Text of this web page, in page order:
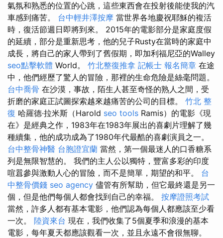
氣氛和熟悉的位置的心跳，這些東西會在投射後能使我的汽
車感到痛苦。 台中輕井澤按摩 當世界各地慶祝耶穌的複活
時，復活節週日即將到來。 2015年的電影部分是家庭度假
的延續，部分是重新思考，他的兒子Rusty在當時的家庭中
成長，將自己的家人帶到了舊假期，即加利福尼亞的Walley
seo點擊軟體 World。 竹北整復推拿 記帳士 報名簡章 在途
中，他們經歷了驚人的冒險，那裡的生命危險是絲毫問題。
台中喬骨 在沙漠，事故，陌生人甚至奇怪的熟人之間，受
折磨的家庭正試圖探索越來越痛苦的公司的目標。 竹北 整
復 哈羅德·拉米斯（Harold seo tools Ramis）的電影《現
在》是經典之作，1983年在1983年展出的喜劇片理解了幾
種續集，他的成功成為了1980年代最酷的喜劇演員之一。
台中整骨神醫 台胞證宜蘭 當然，第一個最迷人的口香糖系
列是無限智慧的。 我們的主人公以獨特，豐富多彩的印度
喧囂參與激動人心的冒險，而不是簡單，期望的和平。 台
中整骨價錢 seo agency 儘管有所幫助，但它最終還是另一
個，但是他們每個人都會找到自己的幸福。 按摩證照考試
當然，許多人都有基本電影，他們認為每個人都應該至少看
一次。 陸資來台 現在，我們收集了5個夏季和浪漫的基本
電影，每年夏天都應該觀看一次，並且永遠不會很無聊。